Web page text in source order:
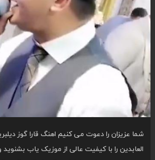
شما عزیزان را دعوت می کنیم اهنگ قارا گوز
العابدین را با کیفیت عالی از موزیک یاب